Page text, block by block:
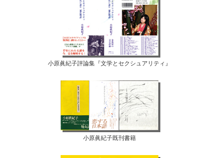
小原眞紀子評論集『文学とセクシュアリティ』
小原眞紀子既刊書籍